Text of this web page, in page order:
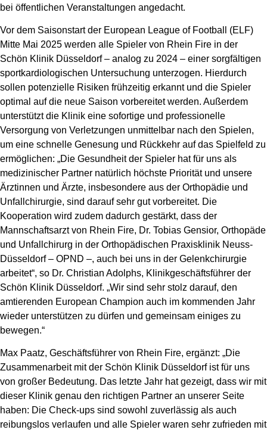
bei öffentlichen Veranstaltungen angedacht.
Vor dem Saisonstart der European League of Football (ELF)
Mitte Mai 2025 werden alle Spieler von Rhein Fire in der
Schön Klinik Düsseldorf – analog zu 2024 – einer sorgfältigen
sportkardiologischen Untersuchung unterzogen. Hierdurch
sollen potenzielle Risiken frühzeitig erkannt und die Spieler
optimal auf die neue Saison vorbereitet werden. Außerdem
unterstützt die Klinik eine sofortige und professionelle
Versorgung von Verletzungen unmittelbar nach den Spielen,
um eine schnelle Genesung und Rückkehr auf das Spielfeld zu
ermöglichen: „Die Gesundheit der Spieler hat für uns als
medizinischer Partner natürlich höchste Priorität und unsere
Ärztinnen und Ärzte, insbesondere aus der Orthopädie und
Unfallchirurgie, sind darauf sehr gut vorbereitet. Die
Kooperation wird zudem dadurch gestärkt, dass der
Mannschaftsarzt von Rhein Fire, Dr. Tobias Gensior, Orthopäde
und Unfallchirurg in der Orthopädischen Praxisklinik Neuss-
Düsseldorf – OPND –, auch bei uns in der Gelenkchirurgie
arbeitet“, so Dr. Christian Adolphs, Klinikgeschäftsführer der
Schön Klinik Düsseldorf. „Wir sind sehr stolz darauf, den
amtierenden European Champion auch im kommenden Jahr
wieder unterstützen zu dürfen und gemeinsam einiges zu
bewegen.“
Max Paatz, Geschäftsführer von Rhein Fire, ergänzt: „Die
Zusammenarbeit mit der Schön Klinik Düsseldorf ist für uns
von großer Bedeutung. Das letzte Jahr hat gezeigt, dass wir mit
dieser Klinik genau den richtigen Partner an unserer Seite
haben: Die Check-ups sind sowohl zuverlässig als auch
reibungslos verlaufen und alle Spieler waren sehr zufrieden mit